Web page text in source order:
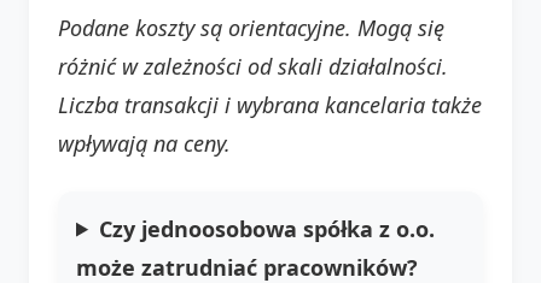
Podane koszty są orientacyjne. Mogą się
różnić w zależności od skali działalności.
Liczba transakcji i wybrana kancelaria także
wpływają na ceny.
Czy jednoosobowa spółka z o.o.
może zatrudniać pracowników?